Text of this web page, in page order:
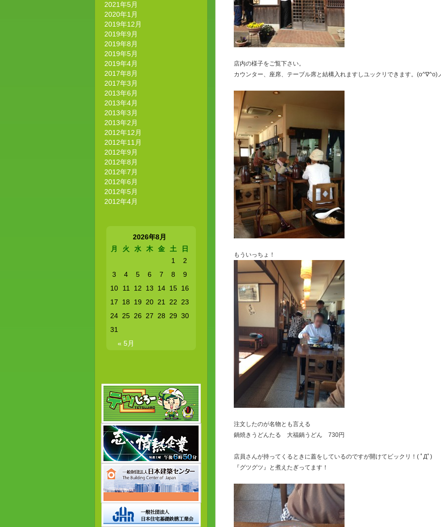
2021年5月
2020年1月
2019年12月
2019年9月
2019年8月
2019年5月
2019年4月
2017年8月
2017年3月
2013年6月
2013年4月
2013年3月
2013年2月
2012年12月
2012年11月
2012年9月
2012年8月
2012年7月
2012年6月
2012年5月
2012年4月
2026年8月
月
火 水 木 金 土 日
« 5月
1
2
3
4 5 6 7 8
9
10
11 12 13 14 15 16
17
18 19 20 21 22
23
24 25 26 27 28 29 30
31
店内の様子をご覧下さい。
カウンター、座席、テーブル席と結構入れますしユックリできます。(o^∇^o)
もういっちょ！
注文したのが名物とも言える
鍋焼きうどんたる 大福鍋うどん 730円
店員さんが持ってくるときに蓋をしているのですが開けてビックリ！( ﾟДﾟ)
『グツグツ』と煮えたぎってます！